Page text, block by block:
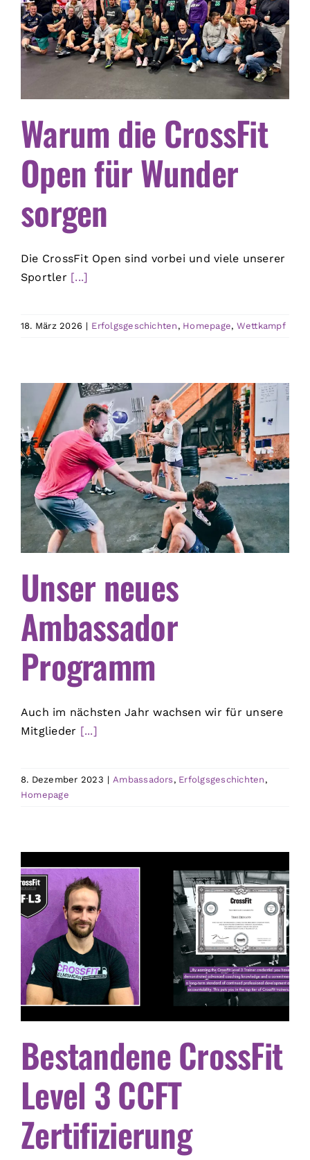
Warum die CrossFit
Open für Wunder
sorgen
Die CrossFit Open sind vorbei und viele unserer
Sportler [...]
18. März 2026 | Erfolgsgeschichten , Homepage, Wettkampf
Unser neues
Ambassador
Programm
Auch im nächsten Jahr wachsen wir für unsere
Mitglieder [...]
8. Dezember 2023 | Ambassadors , Erfolgsgeschichten ,
Homepage
Bestandene CrossFit
Level 3 CCFT
Zertifizierung